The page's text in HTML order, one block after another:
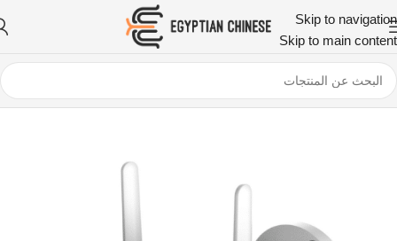
Skip to navigation
Skip to main content